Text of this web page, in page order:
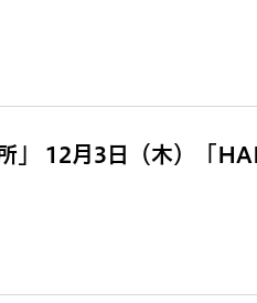
」 12月3日（木）「